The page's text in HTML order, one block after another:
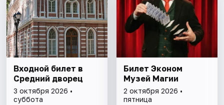
Входной билет в
Средний дворец
3 октября 2026 •
суббота
Билет Эконом
Музей Магии
2 октября 2026 •
пятница